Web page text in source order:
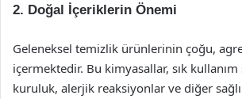
2. Doğal İçeriklerin Önemi
Geleneksel temizlik ürünlerinin çoğu,
içermektedir. Bu kimyasallar, sık
kuruluk, alerjik reaksiyonlar ve diğer